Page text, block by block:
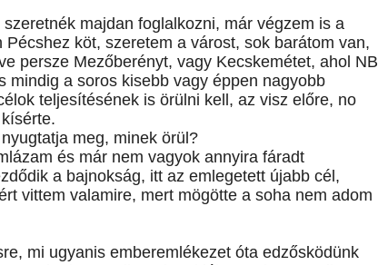
majdan foglalkozni, már végzem is a
köt, szeretem a várost, sok barátom van,
persze Mezőberényt, vagy Kecskemétet, ahol NB
mindig a soros kisebb vagy éppen nagyobb
teljesítésének is örülni kell, az visz előre, no
meg, minek örül?
és már nem vagyok annyira fáradt
a bajnokság, itt az emlegetett újabb cél,
vittem valamire, mert mögötte a soha nem adom
mi ugyanis emberemlékezet óta edzősködünk